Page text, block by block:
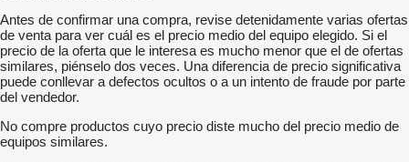
Antes de confirmar una compra, revise detenidamente varias ofertas
de venta para ver cuál es el precio medio del equipo elegido. Si el
precio de la oferta que le interesa es mucho menor que el de ofertas
similares, piénselo dos veces. Una diferencia de precio significativa
puede conllevar a defectos ocultos o a un intento de fraude por parte
del vendedor.
No compre productos cuyo precio diste mucho del precio medio de
equipos similares.